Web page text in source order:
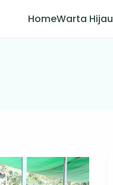
HomeWarta Hijau